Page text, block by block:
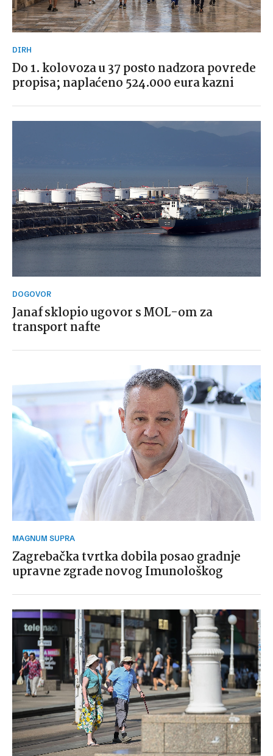
DIRH
Do 1. kolovoza u 37 posto nadzora povrede
propisa; naplaćeno 524.000 eura kazni
DOGOVOR
Janaf sklopio ugovor s MOL-om za
transport nafte
MAGNUM SUPRA
Zagrebačka tvrtka dobila posao gradnje
upravne zgrade novog Imunološkog